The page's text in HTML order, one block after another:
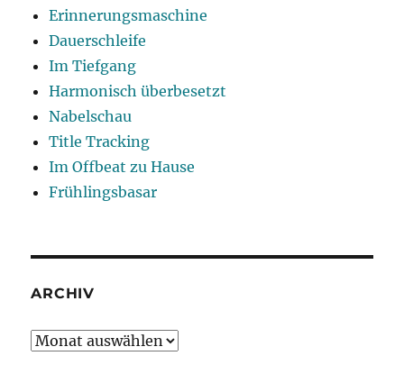
Erinnerungsmaschine
Dauerschleife
Im Tiefgang
Harmonisch überbesetzt
Nabelschau
Title Tracking
Im Offbeat zu Hause
Frühlingsbasar
ARCHIV
Archiv